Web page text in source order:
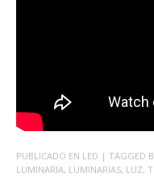
PUBLICADO EN LED | TAGGED
LUMINARIA, LUMINARIAS, LUZ,